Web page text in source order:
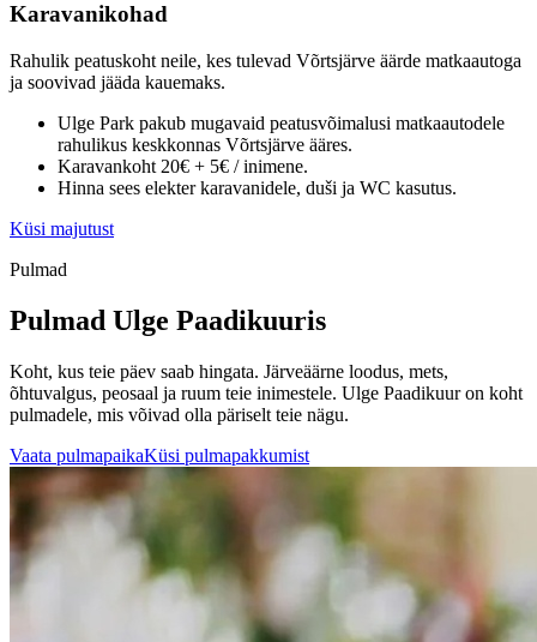
Karavanikohad
Rahulik peatuskoht neile, kes tulevad Võrtsjärve äärde matkaautoga
ja soovivad jääda kauemaks.
Ulge Park pakub mugavaid peatusvõimalusi matkaautodele
rahulikus keskkonnas Võrtsjärve ääres.
Karavankoht 20€ + 5€ / inimene.
Hinna sees elekter karavanidele, duši ja WC kasutus.
Küsi majutust
Pulmad
Pulmad Ulge Paadikuuris
Koht, kus teie päev saab hingata. Järveäärne loodus, mets,
õhtuvalgus, peosaal ja ruum teie inimestele. Ulge Paadikuur on koht
pulmadele, mis võivad olla päriselt teie nägu.
Vaata pulmapaikaKüsi pulmapakkumist